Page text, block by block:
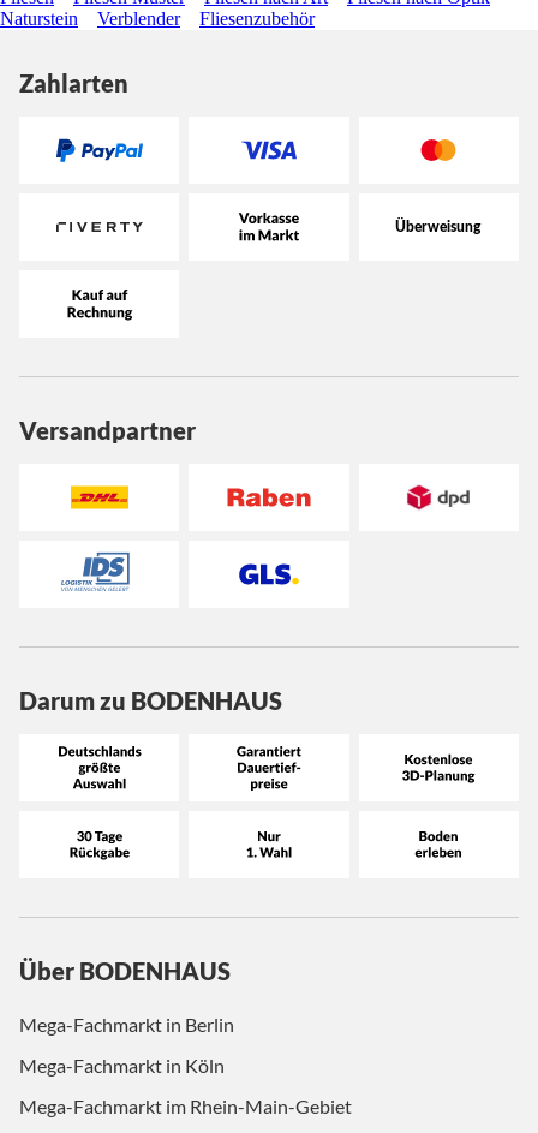
Naturstein
Verblender Fliesenzubehör
Zahlarten
Versandpartner
Darum zu BODENHAUS
Über BODENHAUS
Mega-Fachmarkt in Berlin
Mega-Fachmarkt in Köln
Mega-Fachmarkt im Rhein-Main-Gebiet